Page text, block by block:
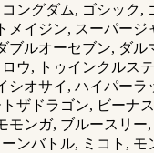
ングダム, ゴシック,
イジン, スーパー
ルオーセブン, ダ
ウ, トゥインクルス
オサイ, ハイパー
ザドラゴン, ビーナ
ンガ, ブルースリ
ンバトル, ミコト,